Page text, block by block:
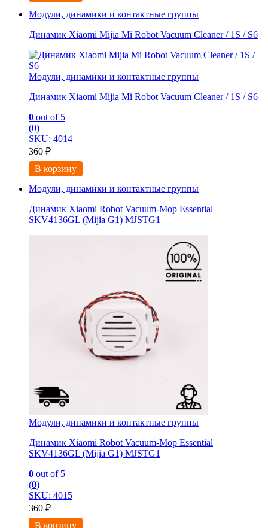
Модули, динамики и контактные группы
Динамик Xiaomi Mijia Mi Robot Vacuum Cleaner / 1S / S6
Модули, динамики и контактные группы
Динамик Xiaomi Mijia Mi Robot Vacuum Cleaner / 1S / S6
0 out of 5
(0)
SKU: 4014
360 ₽
В корзину
Модули, динамики и контактные группы
Динамик Xiaomi Robot Vacuum-Mop Essential
SKV4136GL (Mijia G1) MJSTG1
Модули, динамики и контактные группы
Динамик Xiaomi Robot Vacuum-Mop Essential
SKV4136GL (Mijia G1) MJSTG1
0 out of 5
(0)
SKU: 4015
360 ₽
В корзину